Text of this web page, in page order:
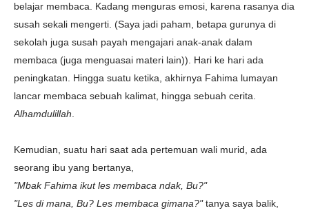
belajar membaca. Kadang menguras emosi, karena rasanya dia
susah sekali mengerti. (Saya jadi paham, betapa gurunya di
sekolah juga susah payah mengajari anak-anak dalam
membaca (juga menguasai materi lain)). Hari ke hari ada
peningkatan. Hingga suatu ketika, akhirnya Fahima lumayan
lancar membaca sebuah kalimat, hingga sebuah cerita.
Alhamdulillah
Kemudian, suatu hari saat ada pertemuan wali murid, ada
seorang ibu yang bertanya,
"Mbak Fahima ikut les membaca ndak, Bu?"
"Les di mana, Bu? Les membaca gimana?"tanya saya balik,